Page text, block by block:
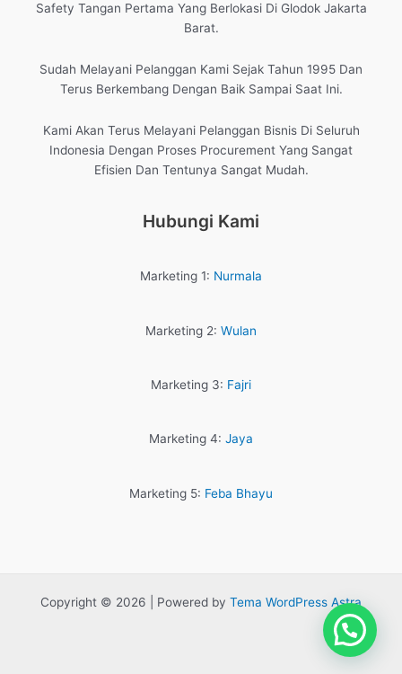
Safety Tangan Pertama Yang Berlokasi Di Glodok Jakarta
Barat.
Sudah Melayani Pelanggan Kami Sejak Tahun 1995 Dan
Terus Berkembang Dengan Baik Sampai Saat Ini.
Kami Akan Terus Melayani Pelanggan Bisnis Di Seluruh
Indonesia Dengan Proses Procurement Yang Sangat
Efisien Dan Tentunya Sangat Mudah.
Hubungi Kami
Marketing 1: Nurmala
Marketing 2: Wulan
Marketing 3: Fajri
Marketing 4: Jaya
Marketing 5: Feba Bhayu
Copyright © 2026 | Powered by Tema WordPress Astra